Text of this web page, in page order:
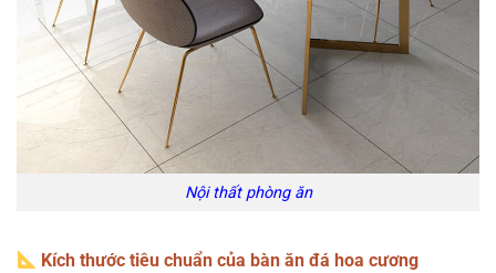
Nội thất phòng ăn
Kích thước tiêu chuẩn của bàn ăn đá hoa cương